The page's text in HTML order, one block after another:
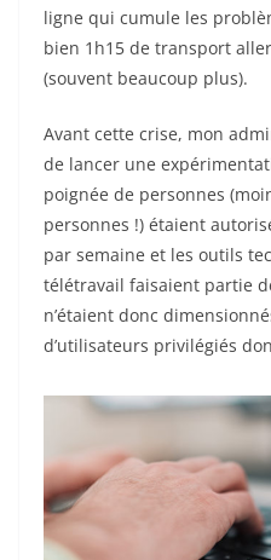
ligne qui cumule les
bien 1h15 de transport
(souvent beaucoup plus).
Avant cette crise, mon
de lancer une
poignée de personnes
personnes !) étaient
par semaine et les outils
télétravail faisaient partie
n’étaient donc
d’utilisateurs privilégiés